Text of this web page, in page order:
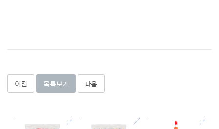
이전 목록보기 다음